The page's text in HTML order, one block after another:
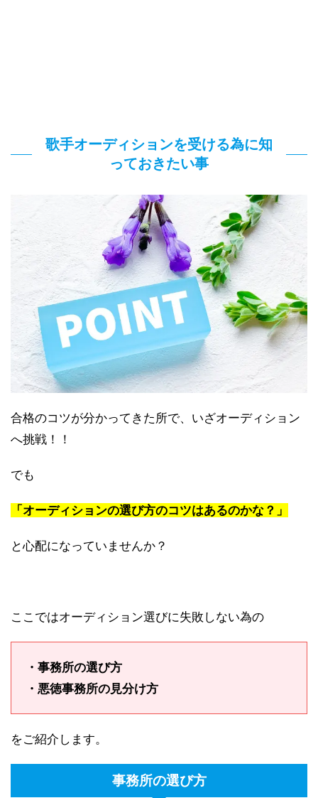
歌手オーディションを受ける為に知
っておきたい事
合格のコツが分かってきた所で、いざオーディション
へ挑戦！！
でも
「オーディションの選び方のコツはあるのかな？」
と心配になっていませんか？
ここではオーディション選びに失敗しない為の
・事務所の選び方
・悪徳事務所の見分け方
をご紹介します。
事務所の選び方